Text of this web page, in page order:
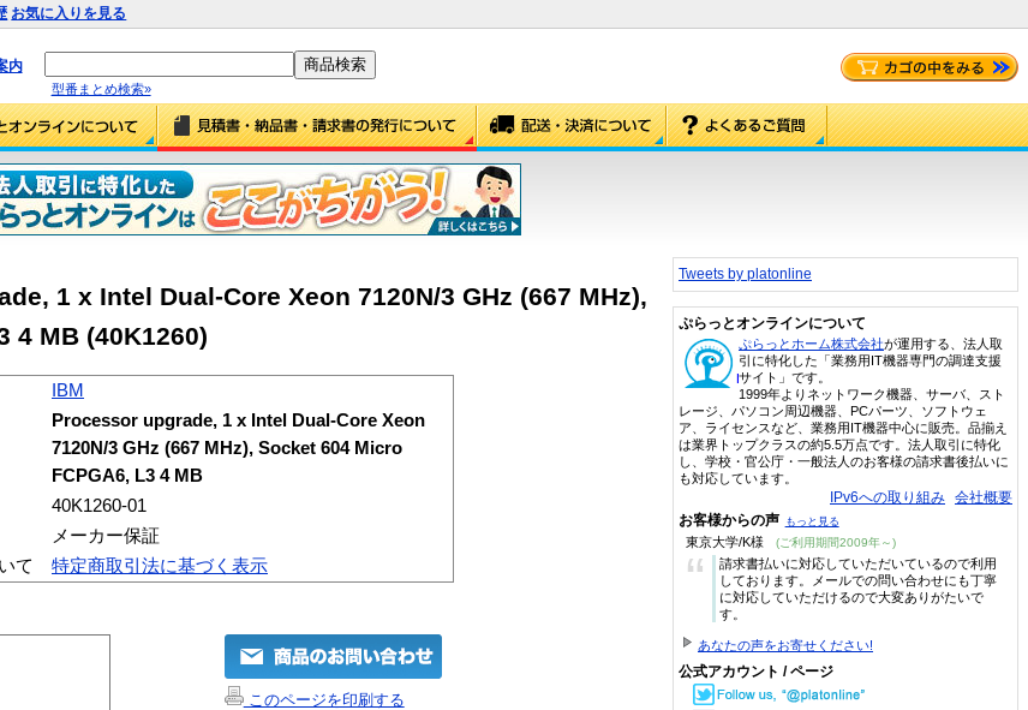
お気に入りを見る
内
型番まとめ検索»
1 x Intel Dual-Core Xeon 7120N/3 GHz (667 MHz),
4 MB (40K1260)
IBM
Processor upgrade, 1 x Intel Dual-Core Xeon
7120N/3 GHz (667 MHz), Socket 604 Micro
FCPGA6, L3 4 MB
40K1260-01
メーカー保証
て
特定商取引法に基づく表示
このページを印刷する
Tweets by platonline
ぷらっとオンラインについて
ぷらっとホーム株式会社が運用する、法人取
引に特化した「業務用IT機器専門の調達支援
サイト」です。
1999年よりネットワーク機器、サーバ、スト
レージ、パソコン周辺機器、PCパーツ、ソフトウェ
ア、ライセンスなど、業務用IT機器中心に販売。品揃え
は業界トップクラスの約5.5万点です。法人取引に特化
し、学校・官公庁・一般法人のお客様の請求書後払いに
も対応しています。
IPv6への取り組み 会社概要
お客様からの声 もっと見る
東京大学/K様 (ご利用期間2009年～)
“
請求書払いに対応していただいているので利用
しております。メールでの問い合わせにも丁寧
に対応していただけるので大変ありがたいで
す。
あなたの声をお寄せください!
公式アカウント / ページ